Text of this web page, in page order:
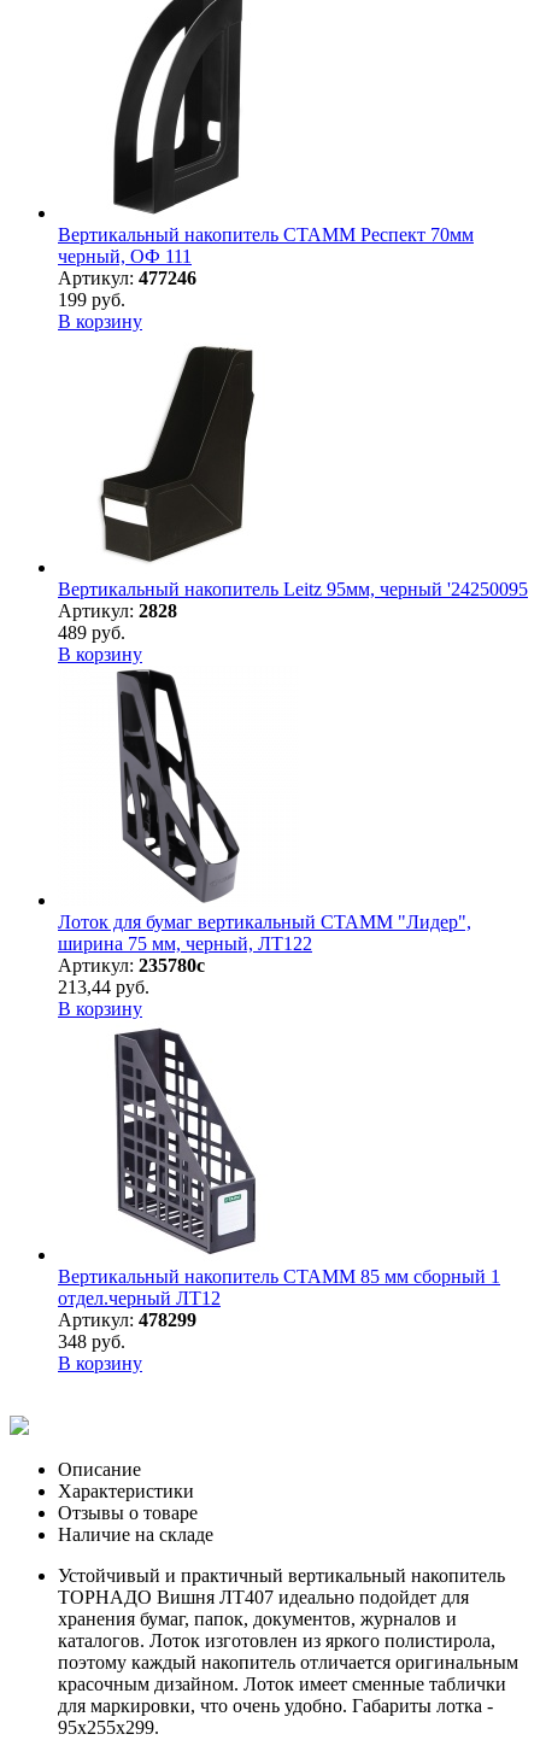
Вертикальный накопитель СТАММ Респект 70мм
черный, ОФ 111
Артикул: 477246
199 руб.
В корзину
Вертикальный накопитель Leitz 95мм, черный '24250095
Артикул: 2828
489 руб.
В корзину
Лоток для бумаг вертикальный СТАММ "Лидер",
ширина 75 мм, черный, ЛТ122
Артикул: 235780с
213,44 руб.
В корзину
Вертикальный накопитель СТАММ 85 мм сборный 1
отдел.черный ЛТ12
Артикул: 478299
348 руб.
В корзину
Описание
Характеристики
Отзывы о товаре
Наличие на складе
Устойчивый и практичный вертикальный накопитель
ТОРНАДО Вишня ЛТ407 идеально подойдет для
хранения бумаг, папок, документов, журналов и
каталогов. Лоток изготовлен из яркого полистирола,
поэтому каждый накопитель отличается оригинальным
красочным дизайном. Лоток имеет сменные таблички
для маркировки, что очень удобно. Габариты лотка -
95х255х299.